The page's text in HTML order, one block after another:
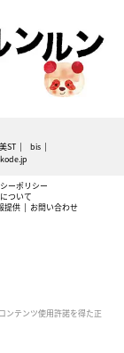
美ST
bis
ーポリシー
ついて
提供 お問い合わせ
ンテンツ使用許諾を得た正